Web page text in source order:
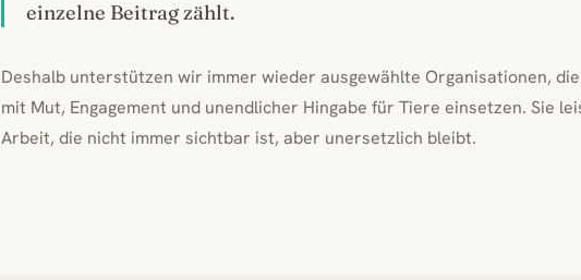
einzelne Beitrag zählt.
Deshalb unterstützen wir immer wieder ausgewählte Organisationen,
mit Mut, Engagement und unendlicher Hingabe für Tiere einsetzen. Sie
Arbeit, die nicht immer sichtbar ist, aber unersetzlich bleibt.